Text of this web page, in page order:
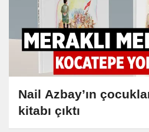
Nail Azbay’ın
kitabı çıktı